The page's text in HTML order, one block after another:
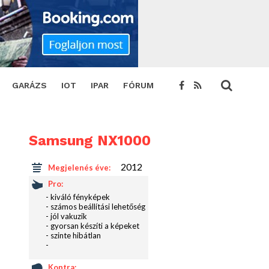
GARÁZS IOT IPAR FÓRUM
Samsung NX1000
Megjelenés éve: 2012
Pro:
- kiváló fényképek
- számos beállítási lehetőség
- jól vakuzik
- gyorsan készíti a képeket
- szinte hibátlan
-